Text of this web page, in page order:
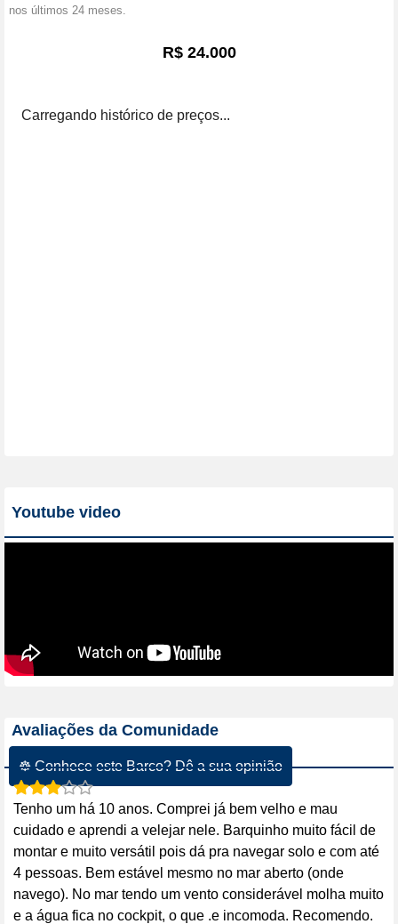
nos últimos 24 meses.
R$ 24.000
Carregando histórico de preços...
Youtube video
Avaliações da Comunidade
☸ Conhece este Barco? Dê a sua opinião
Tenho um há 10 anos. Comprei já bem velho e mau
cuidado e aprendi a velejar nele. Barquinho muito fácil de
montar e muito versátil pois dá pra navegar solo e com até
4 pessoas. Bem estável mesmo no mar aberto (onde
navego). No mar tendo um vento considerável molha muito
e a água fica no cockpit, o que .e incomoda. Recomendo.